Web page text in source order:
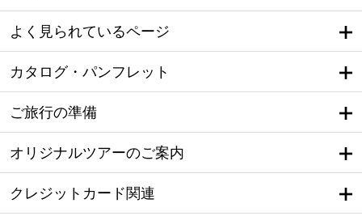
よく見られているページ
カタログ・パンフレット
ご旅行の準備
オリジナルツアーのご案内
クレジットカード関連